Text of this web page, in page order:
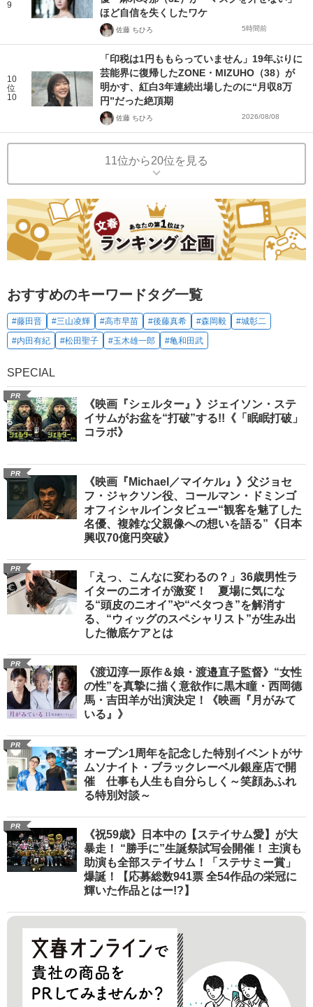
9
ほど自信を失くしたワケ
佐藤 ちひろ 5時間前
10
位
10
「印税は1円ももらっていません」19年ぶりに
芸能界に復帰したZONE・MIZUHO（38）が
明かす、紅白3年連続出場したのに“月収8万
円”だった絶頂期
佐藤 ちひろ 2026/08/08
11位から20位を見る
おすすめのキーワードタグ一覧
#藤田晋 #三山凌輝 #高市早苗 #後藤真希 #森岡毅
#城彰二
#内田有紀
#松田聖子 #玉木雄一郎 #亀和田武
SPECIAL
PR
《映画『シェルター』》ジェイソン・ステ
イサムがお盆を“打破”する!!《「眠眠打破」
コラボ》
PR
《映画『Michael／マイケル』》父ジョセ
フ・ジャクソン役、コールマン・ドミンゴ
オフィシャルインタビュー“観客を魅了した
名優、複雑な父親像への想いを語る”《日本
興収70億円突破》
PR
「えっ、こんなに変わるの？」36歳男性ラ
イターのニオイが激変！ 夏場に気にな
る“頭皮のニオイ”や“ベタつき”を解消す
る、“ウィッグのスペシャリスト”が生み出
した徹底ケアとは
PR
《渡辺淳一原作＆娘・渡邉直子監督》“女性
の性”を真摯に描く意欲作に黒木瞳・西岡德
馬・吉田羊が出演決定！《映画『月がみて
いる』》
PR
オープン1周年を記念した特別イベントがサ
ムソナイト・ブラックレーベル銀座店で開
催 仕事も人生も自分らしく～笑顔あふれ
る特別対談～
PR
《祝59歳》日本中の【ステイサム愛】が大
暴走！ “勝手に”生誕祭試写会開催！ 主演も
助演も全部ステイサム！「ステサミー賞」
爆誕！【応募総数941票 全54作品の栄冠に
輝いた作品とはー!?】